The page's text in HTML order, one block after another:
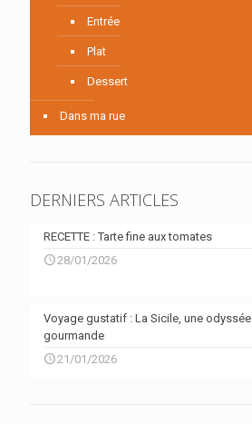
Entrée
Plat
Dessert
Dans ma rue
DERNIERS ARTICLES
RECETTE : Tarte fine aux tomates
28/01/2026
Voyage gustatif : La Sicile, une odyssée
gourmande
21/01/2026